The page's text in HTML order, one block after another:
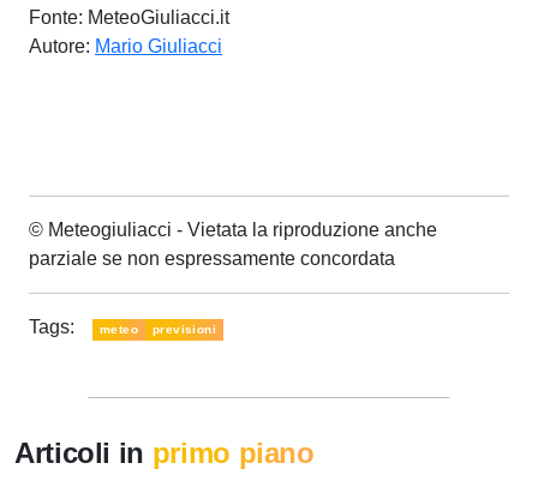
Fonte: MeteoGiuliacci.it
Autore: Mario Giuliacci
© Meteogiuliacci - Vietata la riproduzione anche
parziale se non espressamente concordata
Tags: meteo previsioni
Articoli in primo piano